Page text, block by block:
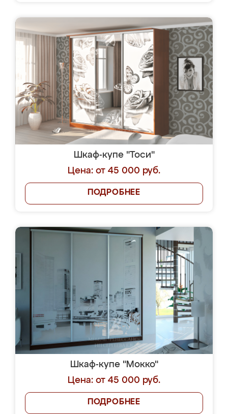
Шкаф-купе "Тоси"
Цена: от 45 000 руб.
ПОДРОБНЕЕ
Шкаф-купе "Мокко"
Цена: от 45 000 руб.
ПОДРОБНЕЕ